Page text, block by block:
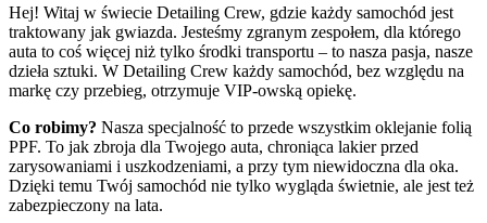
Hej! Witaj w świecie Detailing Crew, gdzie każdy samochód jest
traktowany jak gwiazda. Jesteśmy zgranym zespołem, dla którego
auta to coś więcej niż tylko środki transportu – to nasza pasja, nasze
dzieła sztuki. W Detailing Crew każdy samochód, bez względu na
markę czy przebieg, otrzymuje VIP-owską opiekę.
Co robimy? Nasza specjalność to przede wszystkim oklejanie folią
PPF. To jak zbroja dla Twojego auta, chroniąca lakier przed
zarysowaniami i uszkodzeniami, a przy tym niewidoczna dla oka.
Dzięki temu Twój samochód nie tylko wygląda świetnie, ale jest też
zabezpieczony na lata.